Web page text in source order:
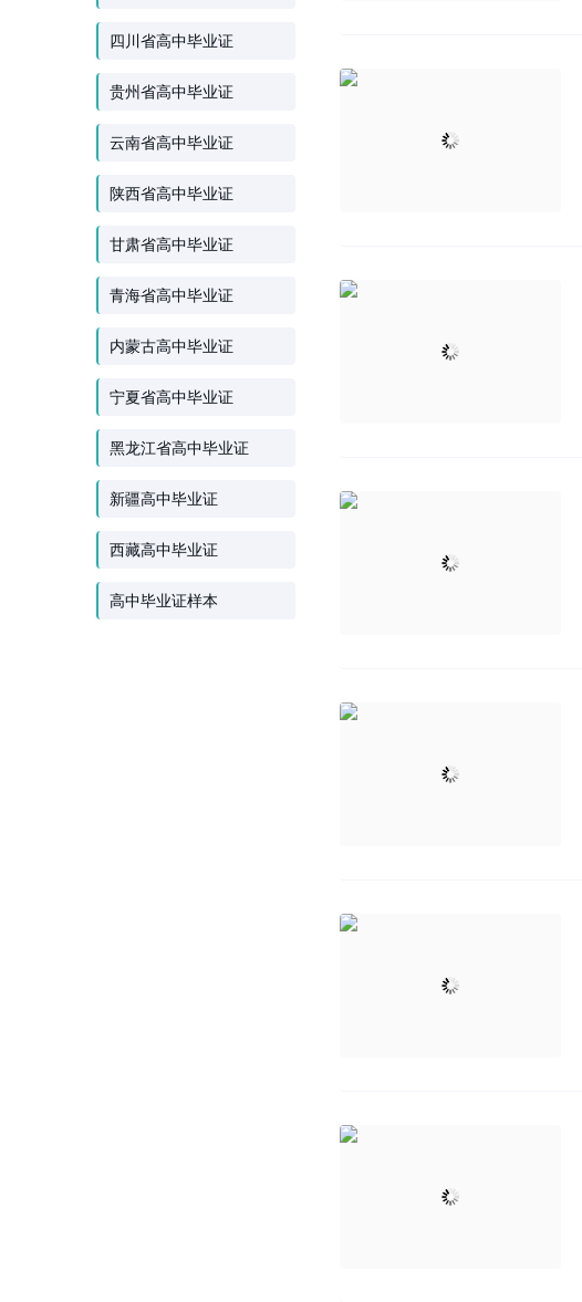
四川省高中毕业证
贵州省高中毕业证
云南省高中毕业证
陕西省高中毕业证
甘肃省高中毕业证
青海省高中毕业证
内蒙古高中毕业证
宁夏省高中毕业证
黑龙江省高中毕业证
新疆高中毕业证
西藏高中毕业证
高中毕业证样本